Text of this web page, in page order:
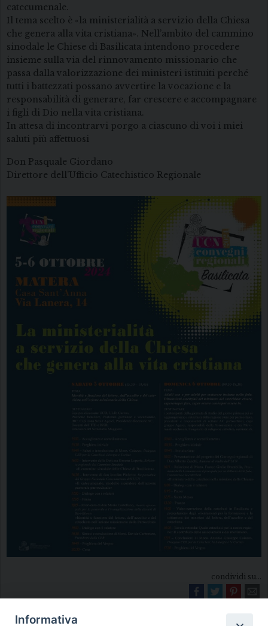
catecumenale.
Il tema scelto è «la ministerialità a servizio della Chiesa
che genera alla vita cristiana». Nell’ambito del cammino
sinodale le Chiese di Basilicata intendono procedere
insieme sulla via del rinnovamento missionario che
passa dalla valorizzazione dei ministeri istituiti perché
tutti i battezzati possano avvertire la vocazione e la
responsabilità di generare, far crescere e accompagnare
i figli di Dio nella vita cristiana.
In attesa di incontrarvi porgo a ciascuno di voi i miei
saluti più affettuosi
Don Pasquale Giordano
Direttore dell’Ufficio Catechistico Regionale
condividi su...
Informativa